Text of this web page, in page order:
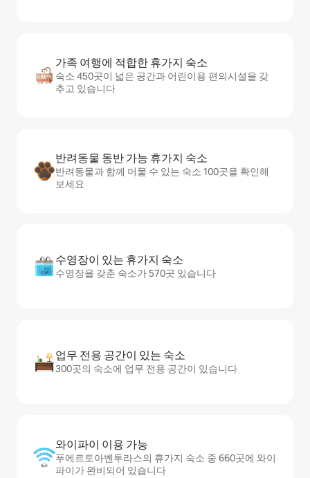
가족 여행에 적합한 휴가지 숙소
숙소 450곳이 넓은 공간과 어린이용 편의시설을 갖
추고 있습니다
반려동물 동반 가능 휴가지 숙소
반려동물과 함께 머물 수 있는 숙소 100곳을 확인해
보세요
수영장이 있는 휴가지 숙소
수영장을 갖춘 숙소가 570곳 있습니다
업무 전용 공간이 있는 숙소
300곳의 숙소에 업무 전용 공간이 있습니다
와이파이 이용 가능
푸에르토아벤투라스의 휴가지 숙소 중 660곳에 와이
파이가 완비되어 있습니다